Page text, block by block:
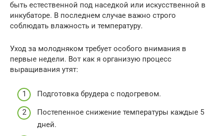
быть естественной под наседкой или искусственной в
инкубаторе. В последнем случае важно строго
соблюдать влажность и температуру.
Уход за молодняком требует особого внимания в
первые недели. Вот как я организую процесс
выращивания утят:
Подготовка брудера с подогревом.
Постепенное снижение температуры каждые 5
дней.